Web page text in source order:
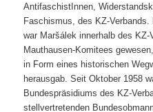
AntifaschistInnen,
Faschismus, des KZ-
war Maršálek innerhalb des KZ-
Mauthausen-Komitees
in Form eines historischen
herausgab. Seit Oktober 1958
Bundespräsidiums des KZ-
stellvertretenden